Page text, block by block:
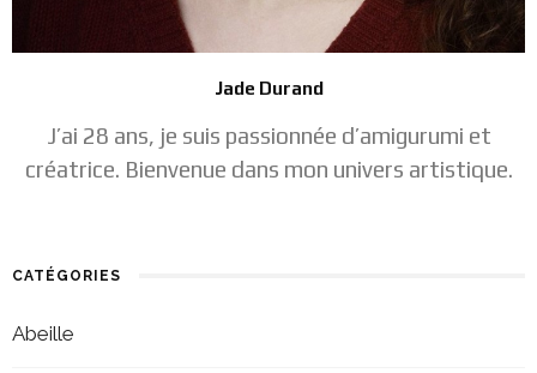
Jade Durand
J’ai 28 ans, je suis passionnée d’amigurumi et
créatrice. Bienvenue dans mon univers artistique.
CATÉGORIES
Abeille